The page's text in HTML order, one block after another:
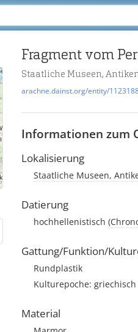
Staatliche Museen,
arachne.dainst.org/entity/
Informationen zum
Lokalisierung
Staatliche Museen,
Datierung
hochhellenistisch
Gattung/Funktion/
Rundplastik
Kulturepoche: griechisch
Material